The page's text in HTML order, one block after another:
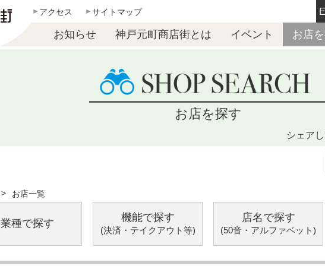
アクセス サイトマップ
お知らせ 神戸元町商店街とは イベント お店
お店を探す
シェアし
お店一覧
業種で探す 機能で探す
(決済・テイクアウト等)
店名で探す
(50音・アルファベット)